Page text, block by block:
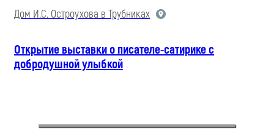
Дом И.С. Остроухова в Трубниках
Открытие выставки о писателе-сатирике с
добродушной улыбкой